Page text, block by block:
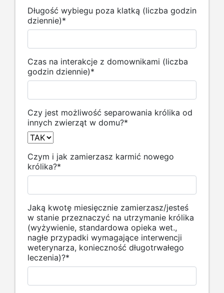
Długość wybiegu poza klatką (liczba godzin
dziennie)*
Czas na interakcje z domownikami (liczba
godzin dziennie)*
Czy jest możliwość separowania królika od
innych zwierząt w domu?*
Czym i jak zamierzasz karmić nowego
królika?*
Jaką kwotę miesięcznie zamierzasz/jesteś
w stanie przeznaczyć na utrzymanie królika
(wyżywienie, standardowa opieka wet.,
nagłe przypadki wymagające interwencji
weterynarza, konieczność długotrwałego
leczenia)?*